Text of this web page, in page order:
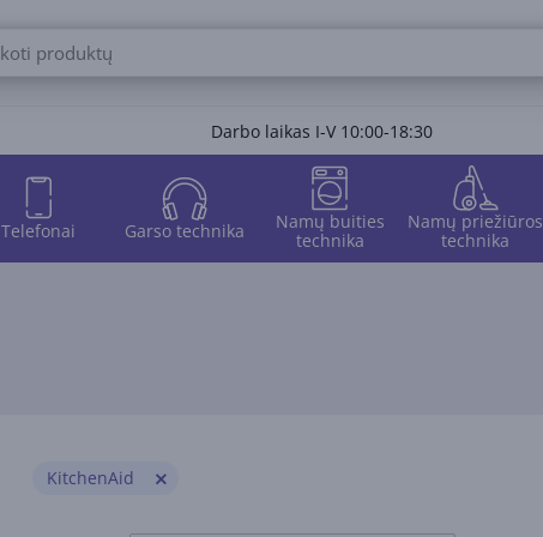
Darbo laikas I-V 10:00-18:30
Telefonai Garso technika
Namų buities
technika
Namų priežiūros
technika
KitchenAid